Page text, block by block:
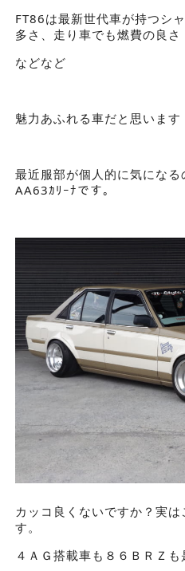
FT86は最新世代車が持つシ
多さ、走り車でも燃費の良さ
などなど
魅力あふれる車だと思います
最近服部が個人的に気にな
AA63ｶﾘｰﾅです。
カッコ良くないですか？実
す。
４ＡＧ搭載車も８６ＢＲＺも